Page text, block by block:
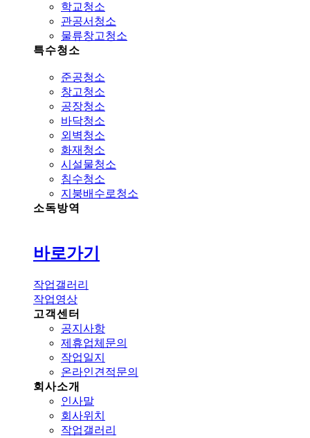
학교청소
관공서청소
물류창고청소
특수청소
준공청소
창고청소
공장청소
바닥청소
외벽청소
화재청소
시설물청소
침수청소
지붕배수로청소
소독방역
바로가기
작업갤러리
작업영상
고객센터
공지사항
제휴업체문의
작업일지
온라인견적문의
회사소개
인사말
회사위치
작업갤러리